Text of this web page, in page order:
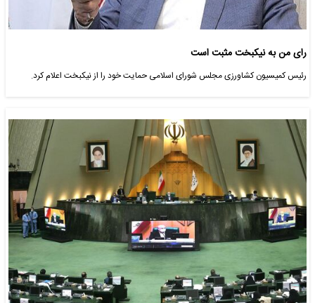
رای من به نیکبخت مثبت است
رئیس کمیسیون کشاورزی مجلس شورای اسلامی حمایت خود را از نیکبخت اعلام کرد.